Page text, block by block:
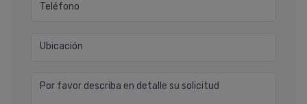
Teléfono
Ubicación
Por favor describa en detalle su solicitud